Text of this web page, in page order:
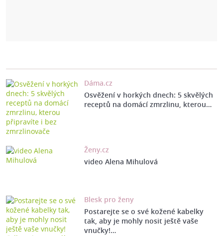
Dáma.cz
Osvěžení v horkých dnech: 5 skvělých
receptů na domácí zmrzlinu, kterou…
Ženy.cz
video Alena Mihulová
Blesk pro ženy
Postarejte se o své kožené kabelky
tak, aby je mohly nosit ještě vaše
vnučky!…